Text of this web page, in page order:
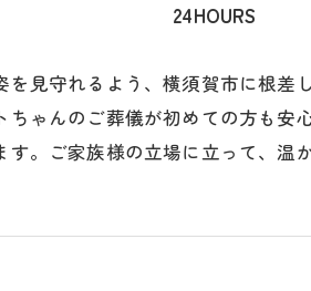
24HOURS
見守れるよう、横須賀市に根
ゃんのご葬儀が初めての方も
。ご家族様の立場に立って、温